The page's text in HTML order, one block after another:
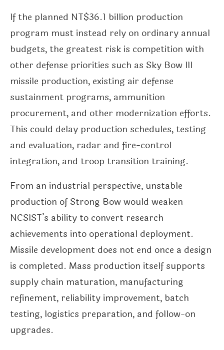
If the planned NT$36.1 billion production
program must instead rely on ordinary annual
budgets, the greatest risk is competition with
other defense priorities such as Sky Bow III
missile production, existing air defense
sustainment programs, ammunition
procurement, and other modernization efforts.
This could delay production schedules, testing
and evaluation, radar and fire-control
integration, and troop transition training.
From an industrial perspective, unstable
production of Strong Bow would weaken
NCSIST’s ability to convert research
achievements into operational deployment.
Missile development does not end once a design
is completed. Mass production itself supports
supply chain maturation, manufacturing
refinement, reliability improvement, batch
testing, logistics preparation, and follow-on
upgrades.